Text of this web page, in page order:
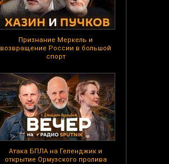
Признание Меркель и
возвращение России в большой
спорт
Атака БПЛА на Геленджик и
открытие Ормузского пролива